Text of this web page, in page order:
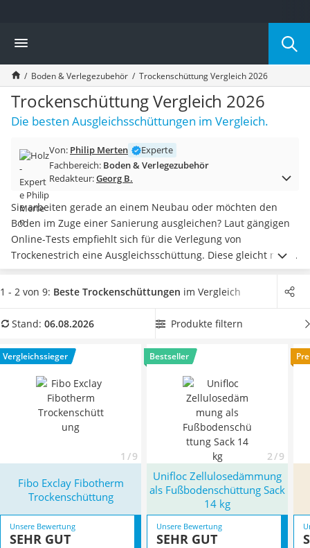
Baumarkt
Tresor feuerfest
Makita-Akku-Rasenmäher
Kappsäge
Smartes Türschloss
Akku-Rasentrimmer
Split-Klimaanlage 2 Innengeräte
Pelletofen
Bohrmaschine
Tiefbrunnenpumpe
Fliesenschneider
Hochdruckreiniger
Doppelschleifer
Überwachungskamera
Benzinrasenmäher mit Elektrostart
Löschdecke
Winterharte Palmen
Gasdurchlauferhitzer
Boden & Verlegezubehör Trockenschüttung Vergleich 2026
Trockenschüttung Vergleich 2026
Die besten Ausgleichsschüttungen im Vergleich.
Von: Philip Merten
Experte
Fachbereich: Boden & Verlegezubehör
Redakteur:Georg B.
Sie arbeiten gerade an einem Neubau oder möchten den
Boden im Zuge einer Sanierung ausgleichen? Laut gängigen
Online-Tests empfiehlt sich für die Verlegung von
Trockenestrich eine Ausgleichsschüttung. Diese gleicht nicht
nur Unebenheiten aus, sondernhat auch eine
ausgezeichnete Wärmeleitfähigkeit und
Granulat erhältlich und lässt sich so optimal ohne
Trockenschüttung
aus unserer Vergleichstabelle, damit Sie
den Trockenestrich optimal verlegen können. Überzeugt hat
uns hier im August 2026 besonders das ModellFibo Exclay
Fibotherm Trockenschüttung
mit seinen Eigenschaften.
1 - 2 von 9: Beste Trockenschüttungen im Vergleich
Stand: 06.08.2026 Produkte filtern
Vergleichssieger
1 / 9
Bestseller
2 / 9
Fibo Exclay Fibotherm
Trockenschüttung
Unifloc Zellulosedämmung
als Fußbodenschüttung Sack
14 kg
Unsere Bewertung
SEHR GUT
Unsere Bewertung
SEHR GUT